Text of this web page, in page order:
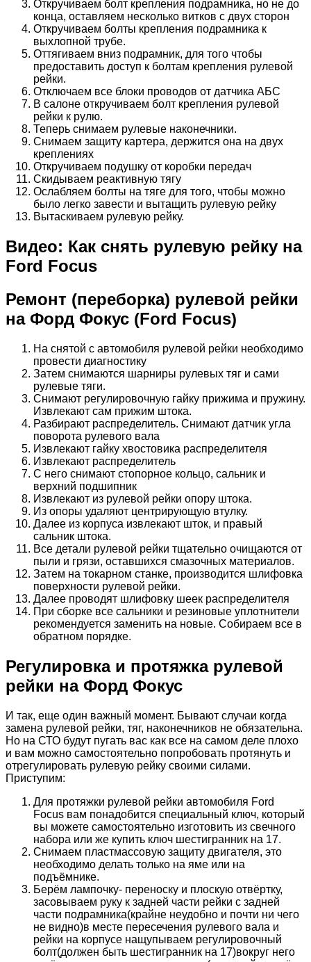
Откручиваем болт крепления подрамника, но не до
конца, оставляем несколько витков с двух сторон
Откручиваем болты крепления подрамника к
выхлопной трубе.
Оттягиваем вниз подрамник, для того чтобы
предоставить доступ к болтам крепления рулевой
рейки.
Отключаем все блоки проводов от датчика АБС
В салоне откручиваем болт крепления рулевой
рейки к рулю.
Теперь снимаем рулевые наконечники.
Снимаем защиту картера, держится она на двух
креплениях
Откручиваем подушку от коробки передач
Скидываем реактивную тягу
Ослабляем болты на тяге для того, чтобы можно
было легко завести и вытащить рулевую рейку
Вытаскиваем рулевую рейку.
Видео: Как снять рулевую рейку на
Ford Focus
Ремонт (переборка) рулевой рейки
на Форд Фокус (Ford Focus)
На снятой с автомобиля рулевой рейки необходимо
провести диагностику
Затем снимаются шарниры рулевых тяг и сами
рулевые тяги.
Снимают регулировочную гайку прижима и пружину.
Извлекают сам прижим штока.
Разбирают распределитель. Снимают датчик угла
поворота рулевого вала
Извлекают гайку хвостовика распределителя
Извлекают распределитель
С него снимают стопорное кольцо, сальник и
верхний подшипник
Извлекают из рулевой рейки опору штока.
Из опоры удаляют центрирующую втулку.
Далее из корпуса извлекают шток, и правый
сальник штока.
Все детали рулевой рейки тщательно очищаются от
пыли и грязи, оставшихся смазочных материалов.
Затем на токарном станке, производится шлифовка
поверхности рулевой рейки.
Далее проводят шлифовку шеек распределителя
При сборке все сальники и резиновые уплотнители
рекомендуется заменить на новые. Собираем все в
обратном порядке.
Регулировка и протяжка рулевой
рейки на Форд Фокус
И так, еще один важный момент. Бывают случаи когда
замена рулевой рейки, тяг, наконечников не обязательна.
Но на СТО будут пугать вас как все на самом деле плохо
и вам можно самостоятельно попробовать протянуть и
отрегулировать рулевую рейку своими силами.
Приступим:
Для протяжки рулевой рейки автомобиля Ford
Focus вам понадобится специальный ключ, который
вы можете самостоятельно изготовить из свечного
набора или же купить ключ шестигранник на 17.
Снимаем пластмассовую защиту двигателя, это
необходимо делать только на яме или на
подъёмнике.
Берём лампочку- переноску и плоскую отвёртку,
засовываем руку к задней части рейки с задней
части подрамника(крайне неудобно и почти ни чего
не видно)в месте пересечения рулевого вала и
рейки на корпусе нащупываем регулировочный
болт(должен быть шестигранник на 17)вокруг него